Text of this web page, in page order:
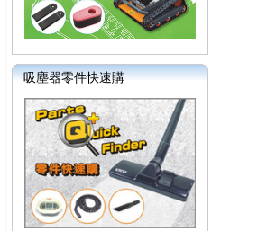
吸塵器零件快速購